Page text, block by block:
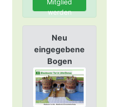
Mitglied
werden
Neu
eingegebene
Bogen